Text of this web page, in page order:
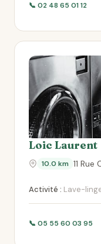
📞 02 48 65 01 12
Loic Laurent
10.0 km 11
Activité : Lave-
📞 05 55 60 03 95